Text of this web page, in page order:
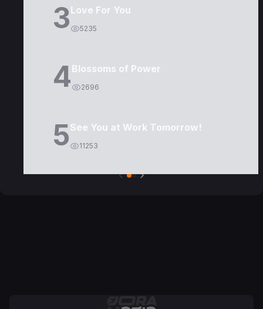
3Love For You
5235
4Blossoms of Power
2696
5See You at Work Tomorrow!
11253